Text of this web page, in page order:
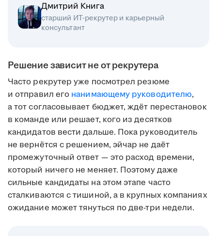
Дмитрий Книга
старший ИТ-рекрутер и карьерный
консультант
Решение зависит не от рекрутера
Часто рекрутер уже посмотрел резюме
и отправил его нанимающему руководителю,
а тот согласовывает бюджет, ждёт перестановок
в команде или решает, кого из десятков
кандидатов вести дальше. Пока руководитель
не вернётся с решением, эйчар не даёт
промежуточный ответ — это расход времени,
который ничего не меняет. Поэтому даже
сильные кандидаты на этом этапе часто
сталкиваются с тишиной, а в крупных компаниях
ожидание может тянуться по две-три недели.